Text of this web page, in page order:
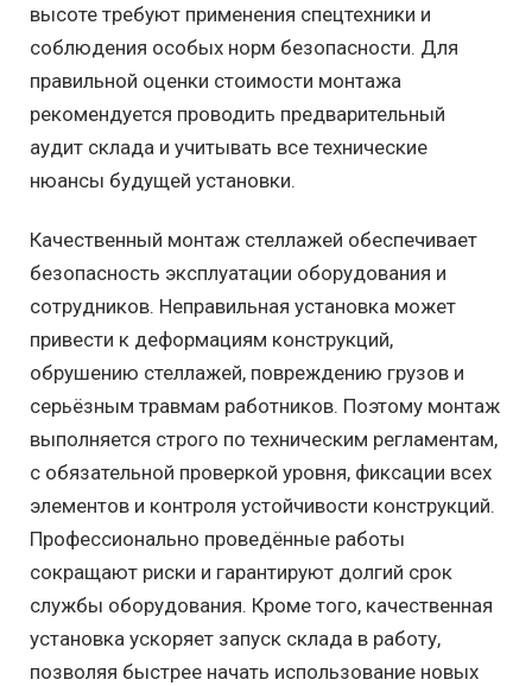
высоте требуют применения спецтехники и
соблюдения особых норм безопасности. Для
правильной оценки стоимости монтажа
рекомендуется проводить предварительный
аудит склада и учитывать все технические
нюансы будущей установки.
Качественный монтаж стеллажей обеспечивает
безопасность эксплуатации оборудования и
сотрудников. Неправильная установка может
привести к деформациям конструкций,
обрушению стеллажей, повреждению грузов и
серьёзным травмам работников. Поэтому монтаж
выполняется строго по техническим регламентам,
с обязательной проверкой уровня, фиксации всех
элементов и контроля устойчивости конструкций.
Профессионально проведённые работы
сокращают риски и гарантируют долгий срок
службы оборудования. Кроме того, качественная
установка ускоряет запуск склада в работу,
позволяя быстрее начать использование новых